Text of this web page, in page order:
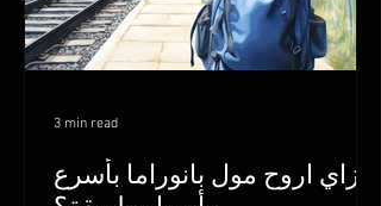
ازاي اروح مول بانوراما بأسرع
3 min read